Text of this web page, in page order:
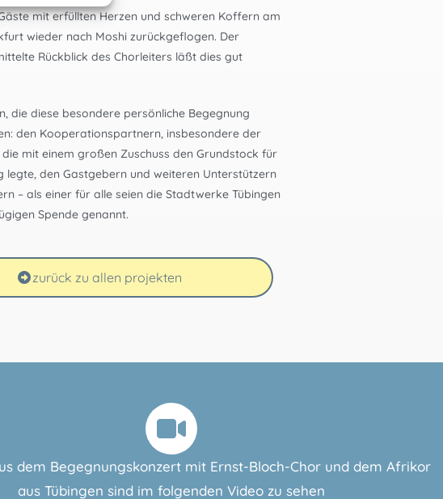
mit erfüllten Herzen und schweren Koffern am
wieder nach Moshi zurückgeflogen. Der
Rückblick des Chorleiters läßt dies gut
die diese besondere persönliche Begegnung
den Kooperationspartnern, insbesondere der
mit einem großen Zuschuss den Grundstock für
legte, den Gastgebern und weiteren Unterstützern
– als einer für alle seien die Stadtwerke Tübingen
Spende genannt.
zurück zu allen projekten
dem Begegnungskonzert mit Ernst-Bloch-Chor und dem Afrikor
aus Tübingen sind im folgenden Video zu sehen